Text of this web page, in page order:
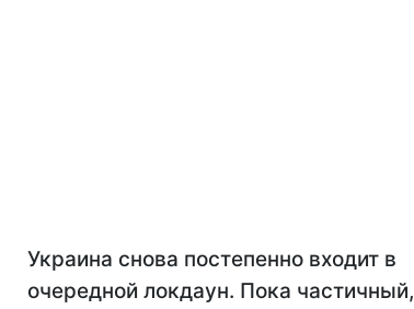
Украина снова постепенно входит в
очередной локдаун. Пока частичный,